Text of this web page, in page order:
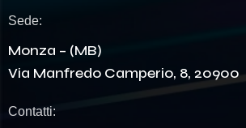
Sede:
Monza – (MB)
Via Manfredo Camperio, 8, 20900
Contatti: